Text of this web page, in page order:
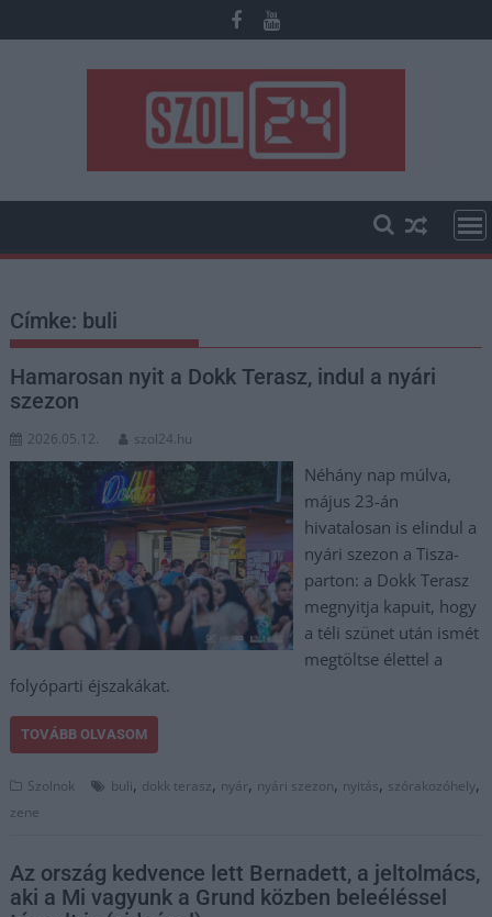
to
Címke: buli
Hamarosan nyit a Dokk Terasz, indul a nyári
szezon
2026.05.12. szol24.hu
Néhány nap múlva,
május 23-án
hivatalosan is elindul a
nyári szezon a Tisza-
parton: a Dokk Terasz
megnyitja kapuit, hogy
a téli szünet után ismét
megtöltse élettel a
folyóparti éjszakákat.
TOVÁBB OLVASOM
Szolnok buli, dokk terasz, nyár, nyári szezon, nyitás, szórakozóhely,
zene
Az ország kedvence lett Bernadett, a jeltolmács,
aki a Mi vagyunk a Grund közben beleéléssel